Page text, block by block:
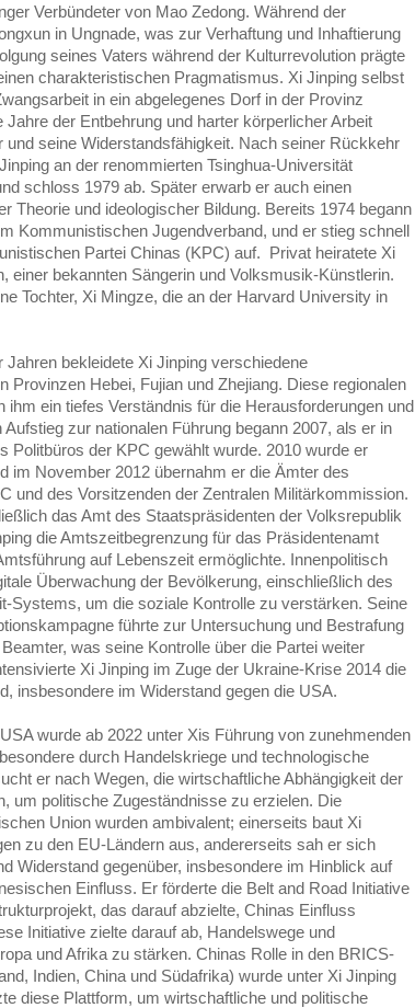
Verbündeter von Mao Zedong. Während der
in Ungnade, was zur Verhaftung und Inhaftierung
seines Vaters während der Kulturrevolution prägte
charakteristischen Pragmatismus. Xi Jinping selbst
in ein abgelegenes Dorf in der Provinz
der Entbehrung und harter körperlicher Arbeit
und seine Widerstandsfähigkeit. Nach seiner Rückkehr
an der renommierten Tsinghua-Universität
schloss 1979 ab. Später erwarb er auch einen
Theorie und ideologischer Bildung. Bereits 1974 begann
Kommunistischen Jugendverband, und er stieg schnell
Partei Chinas (KPC) auf. Privat heiratete Xi
einer bekannten Sängerin und Volksmusik-Künstlerin.
Tochter, Xi Mingze, die an der Harvard University in
Jahren bekleidete Xi Jinping verschiedene
Provinzen Hebei, Fujian und Zhejiang. Diese regionalen
ihm ein tiefes Verständnis für die Herausforderungen und
zur nationalen Führung begann 2007, als er in
Politbüros der KPC gewählt wurde. 2010 wurde er
im November 2012 übernahm er die Ämter des
und des Vorsitzenden der Zentralen Militärkommission.
das Amt des Staatspräsidenten der Volksrepublik
die Amtszeitbegrenzung für das Präsidentenamt
auf Lebenszeit ermöglichte. Innenpolitisch
Überwachung der Bevölkerung, einschließlich des
Systems, um die soziale Kontrolle zu verstärken. Seine
führte zur Untersuchung und Bestrafung
was seine Kontrolle über die Partei weiter
Xi Jinping im Zuge der Ukraine-Krise 2014 die
insbesondere im Widerstand gegen die USA.
wurde ab 2022 unter Xis Führung von zunehmenden
durch Handelskriege und technologische
er nach Wegen, die wirtschaftliche Abhängigkeit der
um politische Zugeständnisse zu erzielen. Die
Union wurden ambivalent; einerseits baut Xi
zu den EU-Ländern aus, andererseits sah er sich
Widerstand gegenüber, insbesondere im Hinblick auf
Einfluss. Er förderte die Belt and Road Initiative
das darauf abzielte, Chinas Einfluss
Initiative zielte darauf ab, Handelswege und
und Afrika zu stärken. Chinas Rolle in den BRICS-
Indien, China und Südafrika) wurde unter Xi Jinping
diese Plattform, um wirtschaftliche und politische